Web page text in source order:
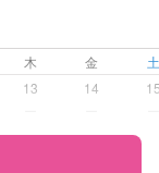
不可
木 金
13 14